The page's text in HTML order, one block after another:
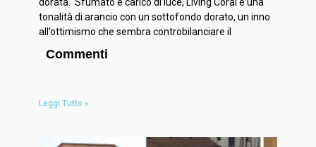
tonalità di arancio con un sottofondo dorato, un inno
all’ottimismo che sembra controbilanciare il
Commenti
Leggi Tutto »